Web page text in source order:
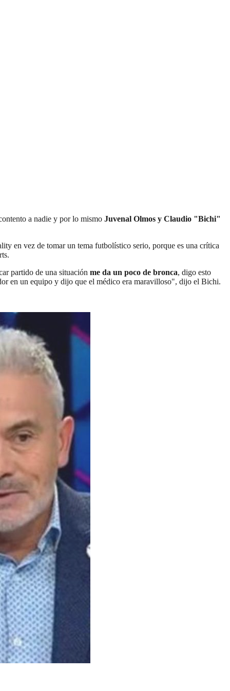
a nadie y por lo mismo Juvenal Olmos y Claudio "Bichi"
en vez de tomar un tema futbolístico serio, porque es una crítica
partido de una situación me da un poco de bronca, digo esto
en un equipo y dijo que el médico era maravilloso", dijo el Bichi.